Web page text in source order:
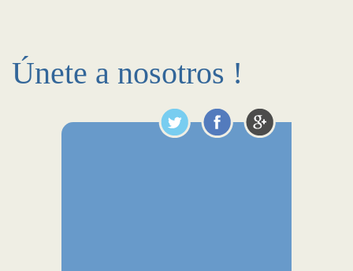
Únete a nosotros !